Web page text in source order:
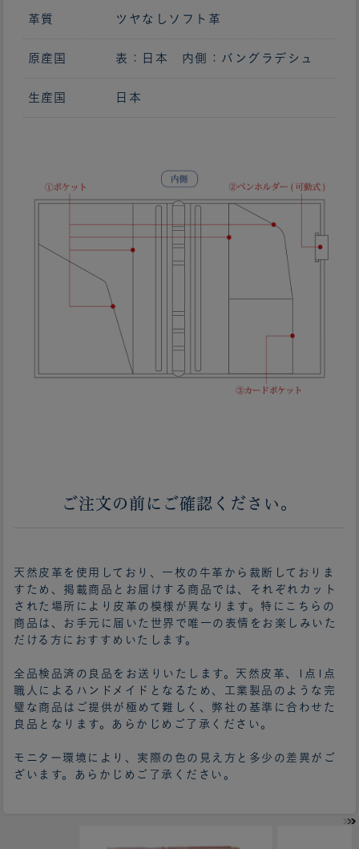
革質 ツヤなしソフト革
原産国 表：日本 内側：バングラデシュ
生産国 日本
ご注文の前にご確認ください。
天然皮革を使用しており、一枚の牛革から裁断しておりま
すため、掲載商品とお届けする商品では、それぞれカット
された場所により皮革の模様が異なります。特にこちらの
商品は、お手元に届いた世界で唯一の表情をお楽しみいた
だける方におすすめいたします。
全品検品済の良品をお送りいたします。天然皮革、1点1点
職人によるハンドメイドとなるため、工業製品のような完
璧な商品はご提供が極めて難しく、弊社の基準に合わせた
良品となります。あらかじめご了承ください。
モニター環境により、実際の色の見え方と多少の差異がご
ざいます。あらかじめご了承ください。